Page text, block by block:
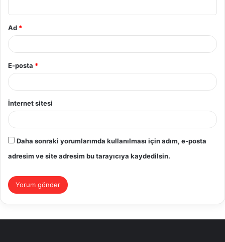
Ad *
E-posta *
İnternet sitesi
Daha sonraki yorumlarımda kullanılması için adım, e-posta
adresim ve site adresim bu tarayıcıya kaydedilsin.